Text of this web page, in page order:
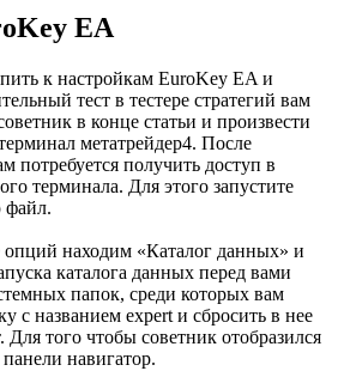
EA
к настройкам EuroKey EA и
тест в тестере стратегий вам
в конце статьи и произвести
метатрейдер4. После
потребуется получить доступ в
терминала. Для этого запустите
находим «Каталог данных» и
каталога данных перед вами
папок, среди которых вам
с названием expert и сбросить в нее
Для того чтобы советник отобразился
навигатор.